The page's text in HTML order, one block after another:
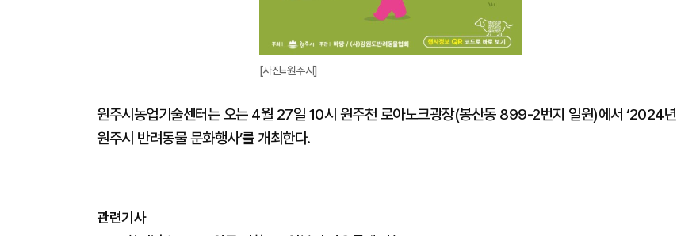
[사진=원주시]
원주시농업기술센터는 오는 4월 27일 10시 원주천 로아노크광장(봉산동 899-2번지 일원)에서 ‘2024년
원주시 반려동물 문화행사’를 개최한다.
관련기사